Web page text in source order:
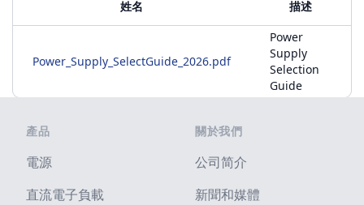
姓名 描述
Power_Supply_SelectGuide_2026.pdf
Power
Supply
Selection
Guide
產品
電源
直流電子負載
關於我們
公司简介
新聞和媒體